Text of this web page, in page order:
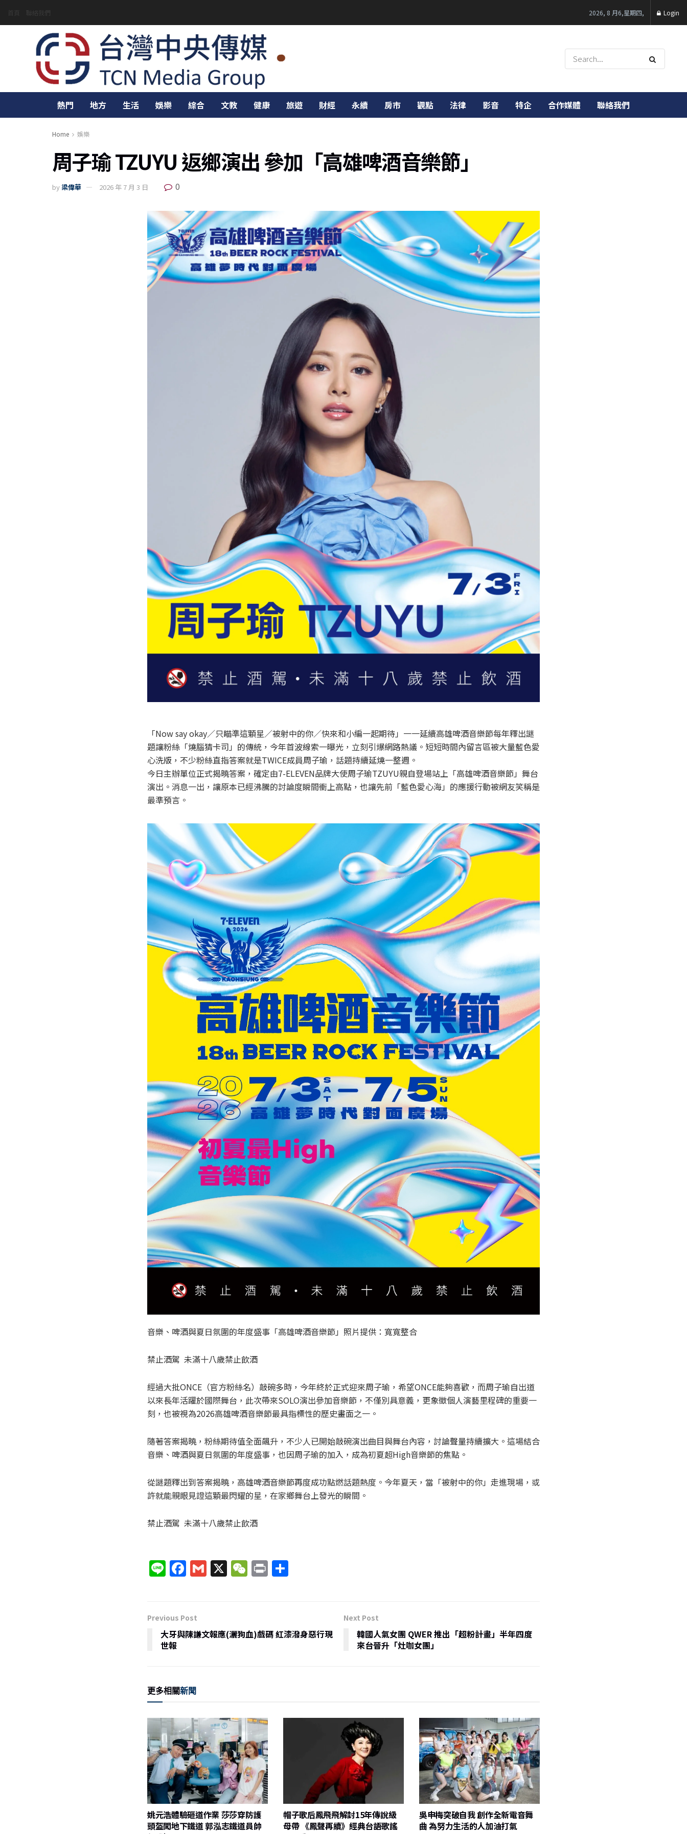
首頁 2026, 8 月6,星期四, Login
熱門 地方 生活 娛樂 綜合 文教 健康 旅遊 財經 永續 房市 觀點 法律 影音 特企 合作媒體 聯絡我們
Home 娛樂
周子瑜 TZUYU 返鄉演出 參加「高雄啤酒音樂節」
by 梁偉華 2026 年 7 月 3 日 0
「Now say okay／只瞄準這顆星／被射中的你／快來和小編一起期待」一一延續高雄啤酒音樂節每年釋出謎
題讓粉絲「燒腦猜卡司」的傳統，今年首波線索一曝光，立刻引爆網路熱議。短短時間內留言區被大量藍色愛
心洗版，不少粉絲直指答案就是TWICE成員周子瑜，話題持續延燒一整週。
今日主辦單位正式揭曉答案，確定由7-ELEVEN品牌大使周子瑜TZUYU親自登場站上「高雄啤酒音樂節」舞台
演出。消息一出，讓原本已經沸騰的討論度瞬間衝上高點，也讓先前「藍色愛心海」的應援行動被網友笑稱是
最準預言。
音樂、啤酒與夏日氛圍的年度盛事「高雄啤酒音樂節」照片提供：寬寬整合
禁止酒駕 未滿十八歲禁止飲酒
經過大批ONCE（官方粉絲名）敲碗多時，今年終於正式迎來周子瑜，希望ONCE能夠喜歡，而周子瑜自出道
以來長年活躍於國際舞台，此次帶來SOLO演出參加音樂節，不僅別具意義，更象徵個人演藝里程碑的重要一
刻，也被視為2026高雄啤酒音樂節最具指標性的歷史畫面之一。
隨著答案揭曉，粉絲期待值全面飆升，不少人已開始敲碗演出曲目與舞台內容，討論聲量持續擴大。這場結合
音樂、啤酒與夏日氛圍的年度盛事，也因周子瑜的加入，成為初夏超High音樂節的焦點。
從謎題釋出到答案揭曉，高雄啤酒音樂節再度成功點燃話題熱度。今年夏天，當「被射中的你」走進現場，或
許就能親眼見證這顆最閃耀的星，在家鄉舞台上發光的瞬間。
禁止酒駕 未滿十八歲禁止飲酒
Li
n
F
a
e
b
k
G
m
X W
e
at
P
ri
Previous Post
大牙與陳謙文報應(灑狗血)戲碼 紅漆潑身惡行現
世報
Next Post
韓國人氣女團 QWER 推出「超粉計畫」半年四度
來台晉升「灶咖女團」
更多相關新聞
姚元浩體驗砸道作業 莎莎穿防護
頭盔闖地下鐵道 郭泓志鐵道員帥
帽子歌后鳳飛飛解封15年傳說級
母帶 《鳳聲再續》經典台語歌謠
吳申梅突破自我 創作全新電音舞
曲 為努力生活的人加油打氣